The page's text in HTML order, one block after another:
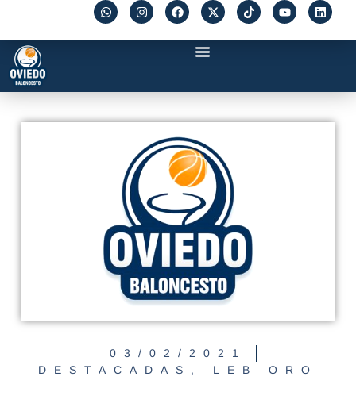
03/02/2021
DESTACADAS , LEB ORO